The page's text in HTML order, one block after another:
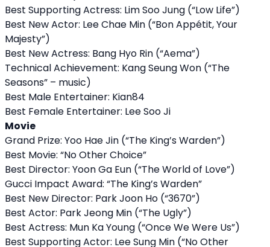
Best Supporting Actress: Lim Soo Jung (“Low Life”)
Best New Actor: Lee Chae Min (“Bon Appétit, Your
Majesty”)
Best New Actress: Bang Hyo Rin (“Aema”)
Technical Achievement: Kang Seung Won (“The
Seasons” – music)
Best Male Entertainer: Kian84
Best Female Entertainer: Lee Soo Ji
Movie
Grand Prize: Yoo Hae Jin (“The King’s Warden”)
Best Movie: “No Other Choice”
Best Director: Yoon Ga Eun (“The World of Love”)
Gucci Impact Award: “The King’s Warden”
Best New Director: Park Joon Ho (“3670”)
Best Actor: Park Jeong Min (“The Ugly”)
Best Actress: Mun Ka Young (“Once We Were Us”)
Best Supporting Actor: Lee Sung Min (“No Other